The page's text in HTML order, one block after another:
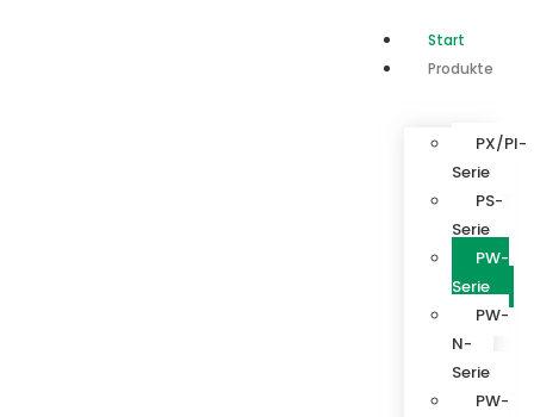
Start
Produkte
PX/PI-
Serie
PS-
Serie
PW-
Serie
PW-
N-
Serie
PW-